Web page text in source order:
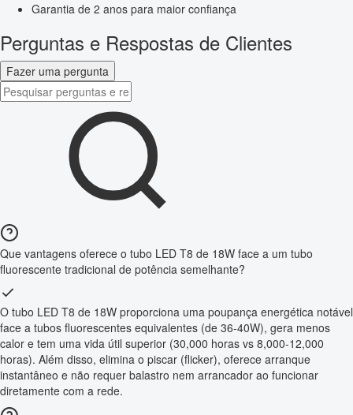
Garantia de 2 anos para maior confiança
Perguntas e Respostas de Clientes
Fazer uma pergunta
Que vantagens oferece o tubo LED T8 de 18W face a um tubo
fluorescente tradicional de potência semelhante?
O tubo LED T8 de 18W proporciona uma poupança energética notável
face a tubos fluorescentes equivalentes (de 36-40W), gera menos
calor e tem uma vida útil superior (30,000 horas vs 8,000-12,000
horas). Além disso, elimina o piscar (flicker), oferece arranque
instantâneo e não requer balastro nem arrancador ao funcionar
diretamente com a rede.